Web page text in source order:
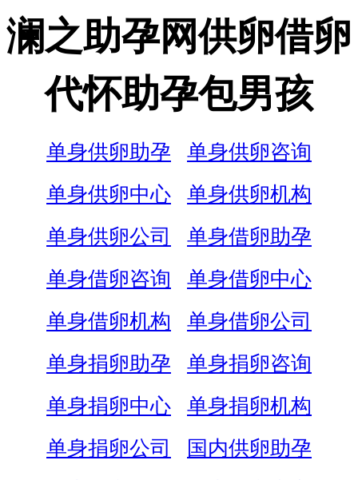
澜之助孕网供卵借卵
代怀助孕包男孩
单身供卵助孕
单身供卵咨询
单身供卵中心
单身供卵机构
单身供卵公司
单身借卵助孕
单身借卵咨询
单身借卵中心
单身借卵机构
单身借卵公司
单身捐卵助孕
单身捐卵咨询
单身捐卵中心
单身捐卵机构
单身捐卵公司
国内供卵助孕